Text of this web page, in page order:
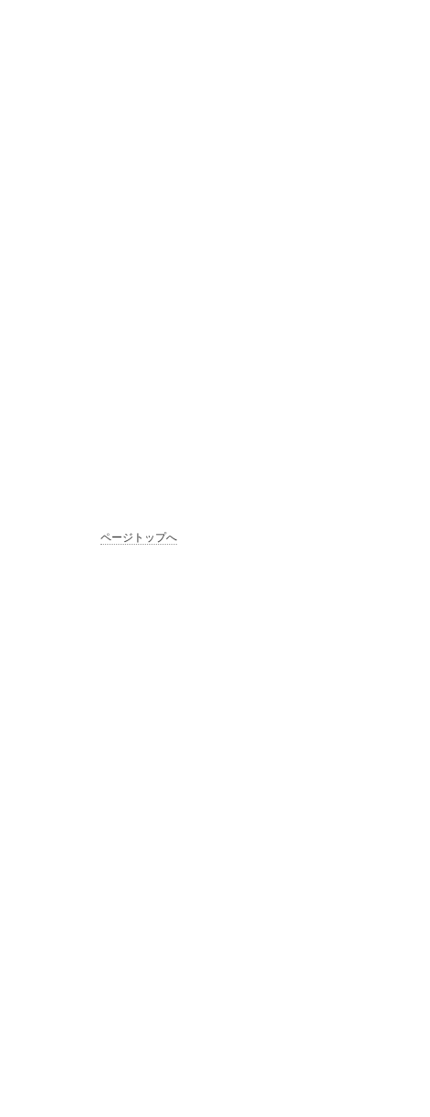
ページトップへ